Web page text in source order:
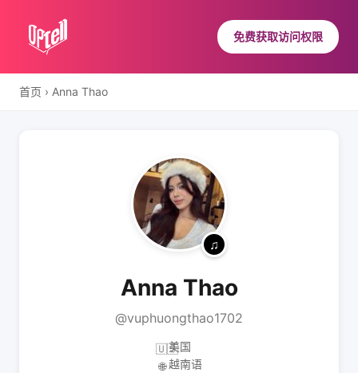
免费获取访问权限
首页 › Anna Thao
Anna Thao
@vuphuongthao1702
🇺🇸美国
🌐 越南语